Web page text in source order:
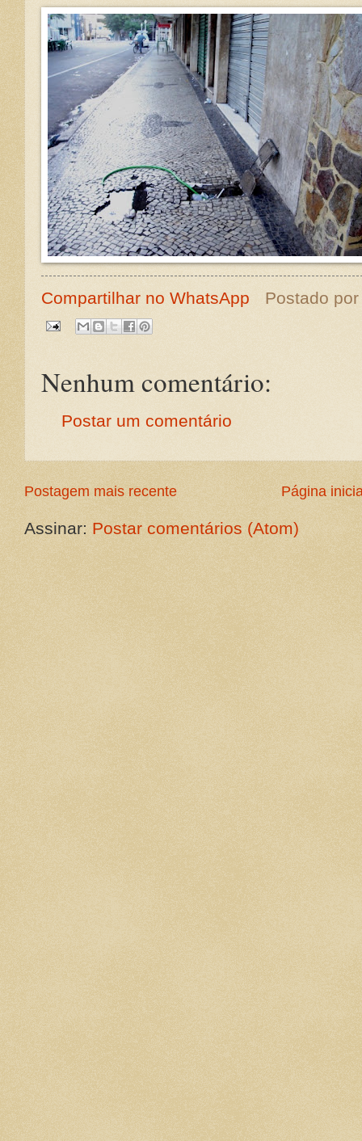
Compartilhar no WhatsApp Postado
Nenhum comentário:
Postar um comentário
Postagem mais recente Página
Assinar: Postar comentários (Atom)